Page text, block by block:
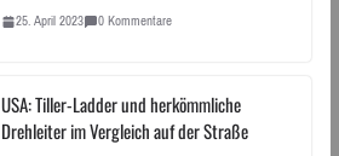
25. April 2023 0 Kommentare
USA: Tiller-Ladder und herkömmliche
Drehleiter im Vergleich auf der Straße